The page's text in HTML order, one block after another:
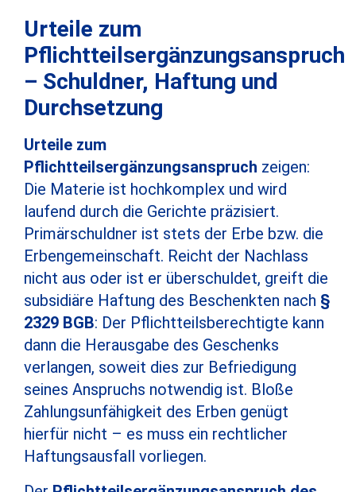
Urteile zum
Pflichtteilsergänzungsanspruch
– Schuldner, Haftung und
Durchsetzung
Urteile zum
Pflichtteilsergänzungsanspruch zeigen:
Die Materie ist hochkomplex und wird
laufend durch die Gerichte präzisiert.
Primärschuldner ist stets der Erbe bzw. die
Erbengemeinschaft. Reicht der Nachlass
nicht aus oder ist er überschuldet, greift die
subsidiäre Haftung des Beschenkten nach §
2329 BGB: Der Pflichtteilsberechtigte kann
dann die Herausgabe des Geschenks
verlangen, soweit dies zur Befriedigung
seines Anspruchs notwendig ist. Bloße
Zahlungsunfähigkeit des Erben genügt
hierfür nicht – es muss ein rechtlicher
Haftungsausfall vorliegen.